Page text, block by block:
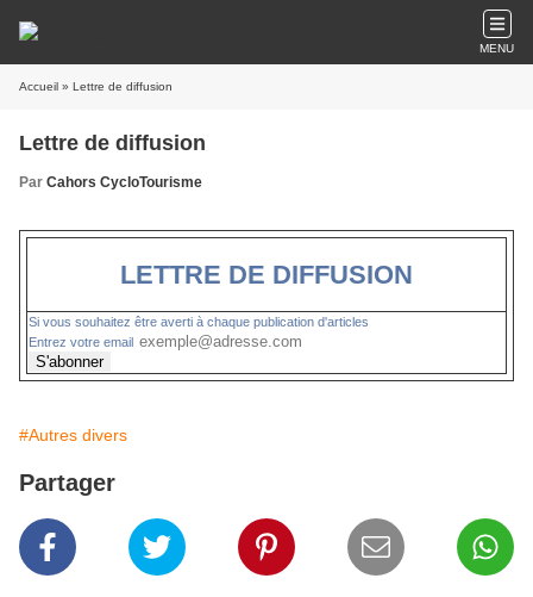
MENU
Accueil » Lettre de diffusion
Lettre de diffusion
Par Cahors CycloTourisme
LETTRE DE DIFFUSION
Si vous souhaitez être averti à chaque publication d'articles
Entrez votre email
#Autres divers
Partager